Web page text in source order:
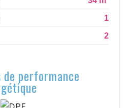
1
2
performance